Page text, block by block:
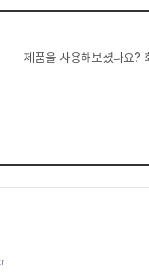
제품을 사용해보셨나요?